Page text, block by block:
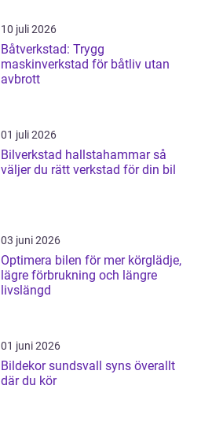
10 juli 2026
Båtverkstad: Trygg
maskinverkstad för båtliv utan
avbrott
01 juli 2026
Bilverkstad hallstahammar så
väljer du rätt verkstad för din bil
03 juni 2026
Optimera bilen för mer körglädje,
lägre förbrukning och längre
livslängd
01 juni 2026
Bildekor sundsvall syns överallt
där du kör